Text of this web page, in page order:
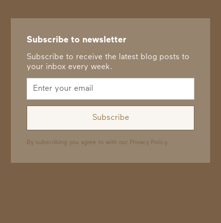
Subscribe to newsletter
Subscribe to receive the latest blog posts to
your inbox every week.
By subscribing you agree to with our Privacy Policy.